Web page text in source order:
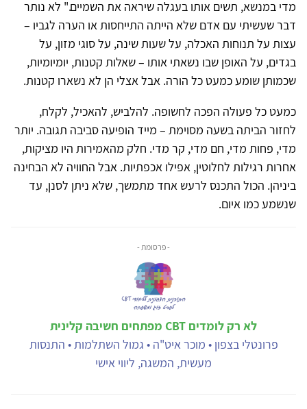
מדי במנשא, תשים אותו בעגלה שיראה את השמיים." לא נותר
דבר שעשיתי עם אדם שלא הייתה התייחסות או הערה לגביו –
עצות על תנוחות האכלה, על שעות שינה, על סוגי מזון, על
בגדים, על האופן שבו נשאתי אותו – שאלות קטנות, יומיומיות,
שכמותן שומע כמעט כל הורה. אבל אצלי הן לא נשארו קטנות.
כמעט כל פעולה הפכה לחשופה. להלביש, להאכיל, לקלח,
לחזור הביתה בשעה מסוימת – מייד הופיעה סביבה תגובה. יותר
מדי, פחות מדי, חם מדי, קר מדי. חלק מהאמירות היו מציקות,
אחרות רגילות לחלוטין, אפילו אכפתיות. אבל החוויה לא הבחינה
ביניהן. הכול התכנס לרעש אחד מתמשך, שלא ניתן לסנן, עד
שנשמע כמו איום.
- פרסומת -
לא רק לומדים CBT מפתחים חשיבה קלינית
פרונטלי בצפון • מוכר איט"ה • גמול השתלמות • התנסות
מעשית, המשגה, ליווי אישי